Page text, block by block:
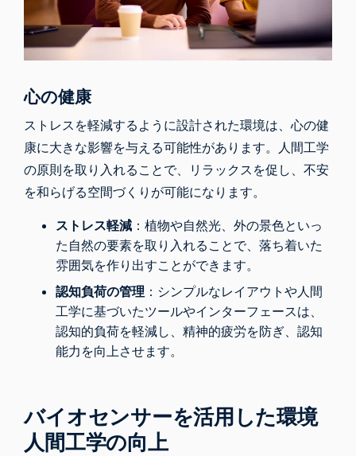
心の健康
ストレスを軽減するように設計された環境は、心の健
康に大きな影響を与える可能性があります。人間工学
の原則を取り入れることで、リラックスを促し、不安
を和らげる空間づくりが可能になります。
ストレス軽減 ：植物や自然光、外の景色といっ
た自然の要素を取り入れることで、落ち着いた
雰囲気を作り出すことができます。
認知負荷の管理 ：シンプルなレイアウトや人間
工学に基づいたツールやインターフェースは、
認知的負荷を軽減し、精神的疲労を防ぎ、認知
能力を向上させます。
バイオセンサーを活用した環境
人間工学の向上